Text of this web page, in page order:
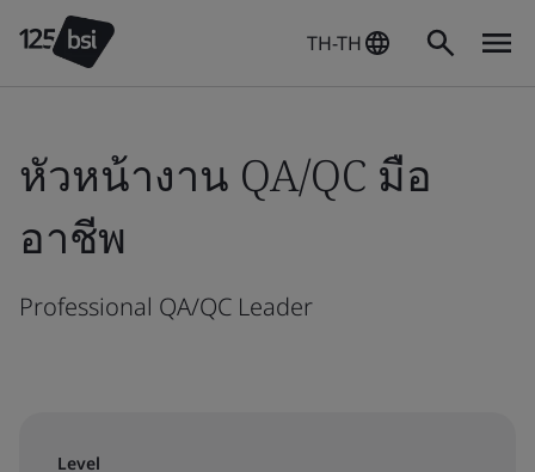
TH-TH
หัวหน้างาน QA/QC มือ
อาชีพ
Professional QA/QC Leader
Level